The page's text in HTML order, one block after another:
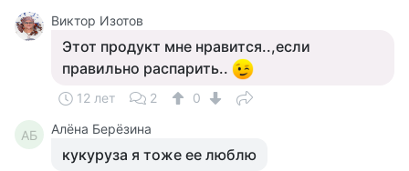
Виктор Изотов
Этот продукт мне нравится..,если
правильно распарить..
12 лет 2 0
АБ Алёна Берёзина
кукуруза я тоже ее люблю